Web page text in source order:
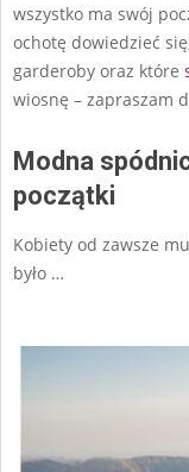
wszystko ma swój
ochotę dowiedzieć
garderoby oraz które
wiosnę – zapraszam
Modna
początki
Kobiety od zawsze
było …